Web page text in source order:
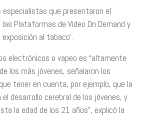
que presentaron el
Plataformas de Video On Demand y
al tabaco’.
electrónicos o vapeo es “altamente
los más jóvenes, señalaron los
tener en cuenta, por ejemplo, que la
desarrollo cerebral de los jóvenes, y
la edad de los 21 años”, explicó la